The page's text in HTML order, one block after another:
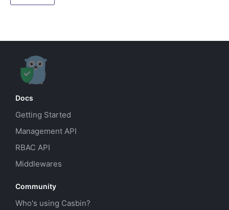
Docs
Getting Started
Management API
RBAC API
Middlewares
Community
Who's using Casbin?